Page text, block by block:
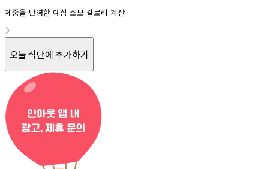
체중을 반영한 예상 소모 칼로리 계산
오늘 식단에 추가하기